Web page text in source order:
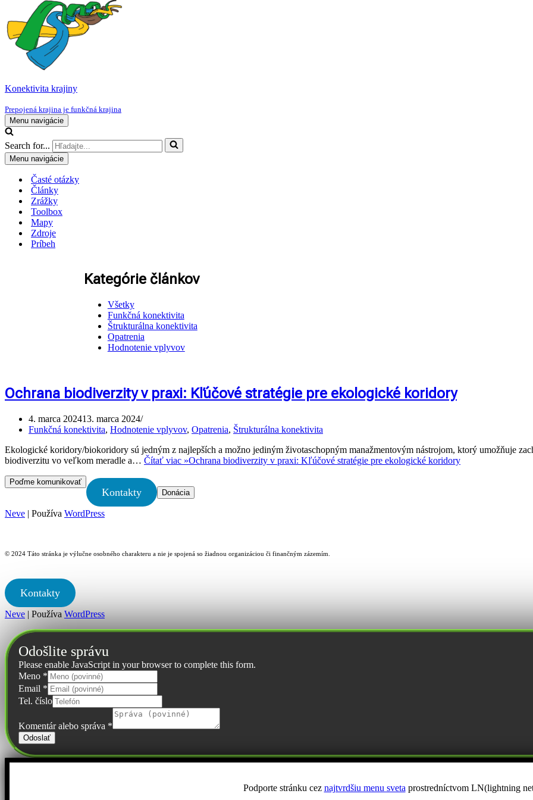
Konektivita krajiny
Prepojená krajina je funkčná krajina
Menu navigácie
Search for...
Menu navigácie
Časté otázky
Články
Zrážky
Toolbox
Mapy
Zdroje
Príbeh
Kategórie článkov
Všetky
Funkčná konektivita
Štrukturálna konektivita
Opatrenia
Hodnotenie vplyvov
Ochrana biodiverzity v praxi: Kľúčové stratégie pre ekologické koridory
4. marca 202413. marca 2024
Funkčná konektivita, Hodnotenie vplyvov, Opatrenia, Štrukturálna konektivita
Ekologické koridory/biokoridory sú jedným z najlepších a možno jediným životaschopným manažmentovým nástrojom, ktorý umožňuje
biodiverzitu vo veľkom meradle a… Čítať viac »Ochrana biodiverzity v praxi: Kľúčové stratégie pre ekologické koridory
Poďme komunikovať
Kontakty Donácia
Neve | Používa WordPress
© 2024 Táto stránka je výlučne osobného charakteru a nie je spojená so žiadnou organizáciou či finančným zázemím.
Kontakty
Neve | Používa WordPress
Odošlite správu
Please enable JavaScript in your browser to complete this form.
Meno *
Email *
Tel. číslo
Komentár alebo správa *
Odoslať
Podporte stránku cez najtvrdšiu menu sveta prostredníctvom LN(lightning